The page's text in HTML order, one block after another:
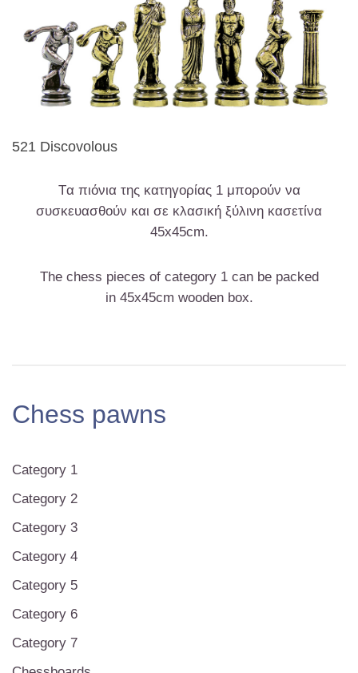
521 Discovolous
Tα πιόνια της κατηγορίας 1 μπορούν να
συσκευασθούν και σε κλασική ξύλινη κασετίνα
45x45cm.
The chess pieces of category 1 can be packed
in 45x45cm wooden box.
Chess pawns
Category 1
Category 2
Category 3
Category 4
Category 5
Category 6
Category 7